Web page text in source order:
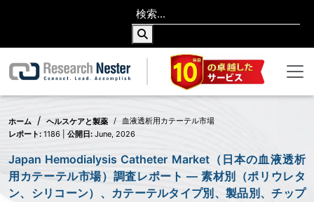
ホーム ヘルスケアと製薬
血液透析用カテーテル市場
レポート: 1186 | 公開日: June, 2026
Japan Hemodialysis Catheter Market（日本の血液透析
用カテーテル市場）調査レポート ― 素材別（ポリウレタ
ン、シリコーン）、カテーテルタイプ別、製品別、チップ